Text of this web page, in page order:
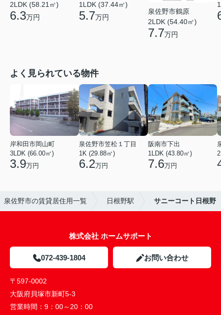
2LDK (58.21㎡)
6.3万円
1LDK (37.44㎡)
5.7万円
泉佐野市鶴原
2LDK (54.40㎡)
7.7万円
よく見られている物件
岸和田市岡山町
3LDK (66.00㎡)
3.9万円
泉佐野市笠松１丁目
1K (29.88㎡)
6.2万円
阪南市下出
1LDK (43.80㎡)
7.6万円
泉佐野市の賃貸居住用一覧 日根野駅 サニーコート日根野
株式会社 ホームサポート
072-439-1804 お問い合わせ
〒597-0002
大阪府貝塚市新町5-3
営業時間： 9：00～20：00